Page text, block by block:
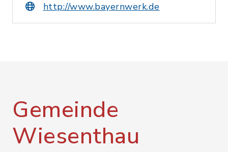
http://www.bayernwerk.de
Gemeinde
Wiesenthau